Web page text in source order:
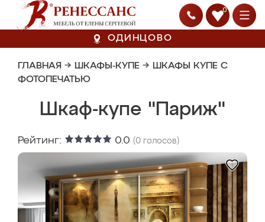
0
ОДИНЦОВО
ГЛАВНАЯ → ШКАФЫ-КУПЕ → ШКАФЫ КУПЕ С
ФОТОПЕЧАТЬЮ
Шкаф-купе "Париж"
Рейтинг: 0.0 (0 голосов)